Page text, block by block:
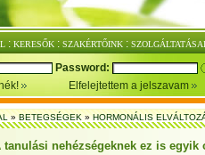
: KERESŐK : SZAKÉRTŐINK :
Password:
Elfelejtettem a jelszavam
»BETEGSÉGEK»HORMONÁLIS
tanulási nehézségeknek ez is egyik